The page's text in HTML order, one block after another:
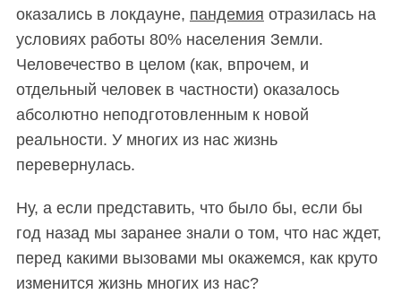
оказались в локдауне, пандемия отразилась на
условиях работы 80% населения Земли.
Человечество в целом (как, впрочем, и
отдельный человек в частности) оказалось
абсолютно неподготовленным к новой
реальности. У многих из нас жизнь
перевернулась.
Ну, а если представить, что было бы, если бы
год назад мы заранее знали о том, что нас ждет,
перед какими вызовами мы окажемся, как круто
изменится жизнь многих из нас?